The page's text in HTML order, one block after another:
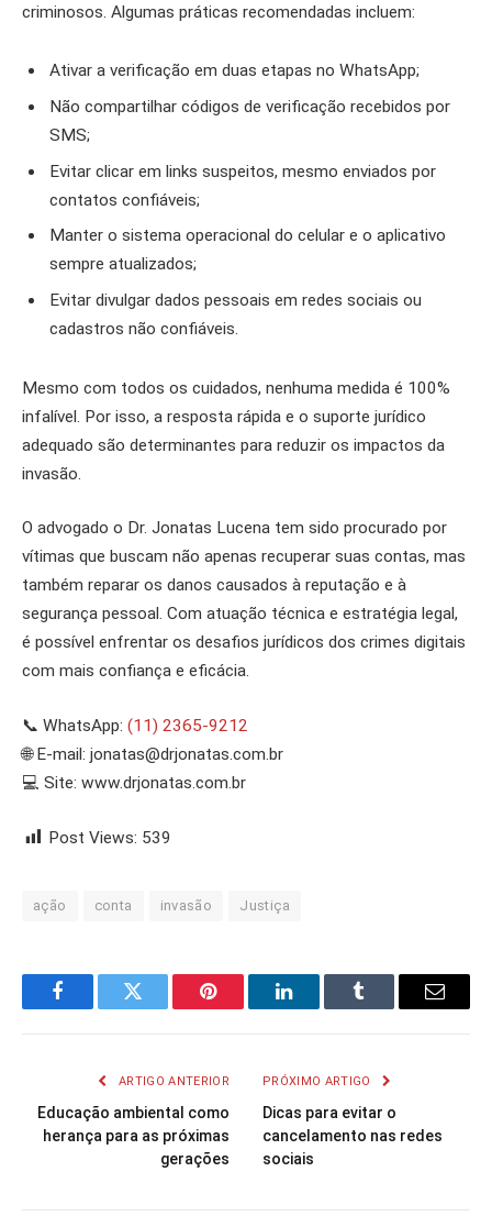
criminosos. Algumas práticas recomendadas incluem:
Ativar a verificação em duas etapas no WhatsApp;
Não compartilhar códigos de verificação recebidos por
SMS;
Evitar clicar em links suspeitos, mesmo enviados por
contatos confiáveis;
Manter o sistema operacional do celular e o aplicativo
sempre atualizados;
Evitar divulgar dados pessoais em redes sociais ou
cadastros não confiáveis.
Mesmo com todos os cuidados, nenhuma medida é 100%
infalível. Por isso, a resposta rápida e o suporte jurídico
adequado são determinantes para reduzir os impactos da
invasão.
O advogado o Dr. Jonatas Lucena tem sido procurado por
vítimas que buscam não apenas recuperar suas contas, mas
também reparar os danos causados à reputação e à
segurança pessoal. Com atuação técnica e estratégia legal,
é possível enfrentar os desafios jurídicos dos crimes digitais
com mais confiança e eficácia.
📞 WhatsApp: (11) 2365-9212
🌐 E-mail: jonatas@drjonatas.com.br
💻 Site: www.drjonatas.com.br
Post Views: 539
ação conta invasão Justiça
FacebookTwitter Pinterest LinkedInTumblr Email
ARTIGO ANTERIOR
Educação ambiental como
herança para as próximas
gerações
PRÓXIMO ARTIGO
Dicas para evitar o
cancelamento nas redes
sociais